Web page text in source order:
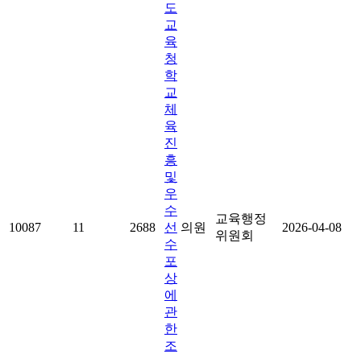
10087 11 2688
도
교
육
청
학
교
체
육
진
흥
및
우
수
선
수
포
상
에
관
한
조
의원
교육행정
위원회
2026-04-08